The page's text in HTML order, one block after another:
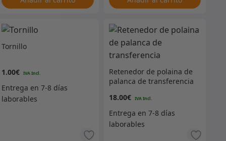
Tornillo
1.00€
Retenedor de polaina de
palanca de transferencia
18.00€